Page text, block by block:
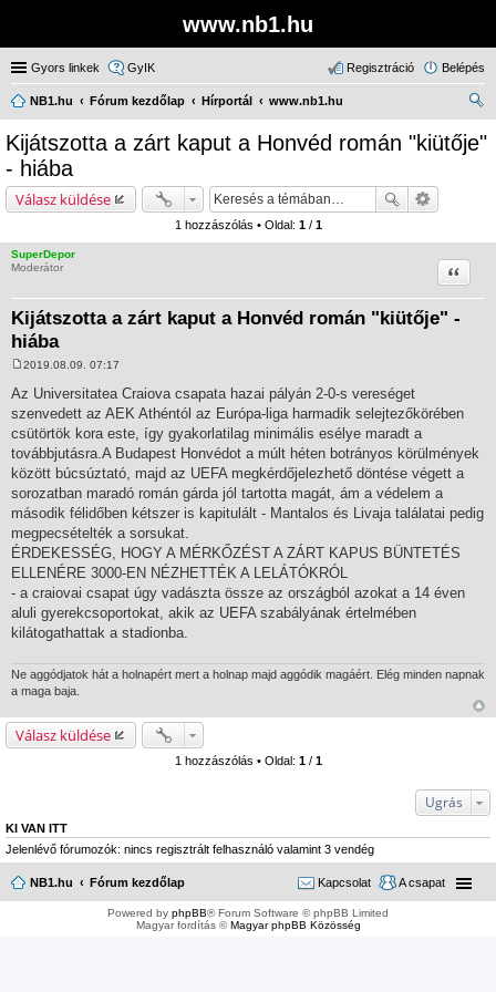
www.nb1.hu
Gyors linkek GyIK Belépés
Regisztráció
NB1.hu Fórum kezdőlap Hírportál
www.nb1.hu
sé
Kijátszotta a zárt kaput a Honvéd román "kiütője"
- hiába
Válasz küldése
1 hozzászólás • Oldal: 1/ 1
SuperDepor
Moderátor
Kijátszotta a zárt kaput a Honvéd román "kiütője" -
hiába
Idézet
z
z
á
s
z
ó
l
á
s
2019.08.09. 07:17
Az Universitatea Craiova csapata hazai pályán 2-0-s vereséget
szenvedett az AEK Athéntól az Európa-liga harmadik selejtezőkörében
csütörtök kora este, így gyakorlatilag minimális esélye maradt a
továbbjutásra.A Budapest Honvédot a múlt héten botrányos körülmények
között búcsúztató, majd az UEFA megkérdőjelezhető döntése végett a
sorozatban maradó román gárda jól tartotta magát, ám a védelem a
második félidőben kétszer is kapitulált - Mantalos és Livaja találatai pedig
megpecsételték a sorsukat.
ÉRDEKESSÉG, HOGY A MÉRKŐZÉST A ZÁRT KAPUS BÜNTETÉS
ELLENÉRE 3000-EN NÉZHETTÉK A LELÁTÓKRÓL
- a craiovai csapat úgy vadászta össze az országból azokat a 14 éven
aluli gyerekcsoportokat, akik az UEFA szabályának értelmében
kilátogathattak a stadionba.
Ne aggódjatok hát a holnapért mert a holnap majd aggódik magáért. Elég minden napnak
a maga baja.
Válasz küldése
1 hozzászólás • Oldal: 1/ 1
Ugrás
KI VAN ITT
Jelenlévő fórumozók: nincs regisztrált felhasználó valamint 3 vendég
NB1.hu Fórum kezdőlap A csapat
Kapcsolat
Powered by phpBB® Forum Software © phpBB Limited
Magyar fordítás ©Magyar phpBB Közösség